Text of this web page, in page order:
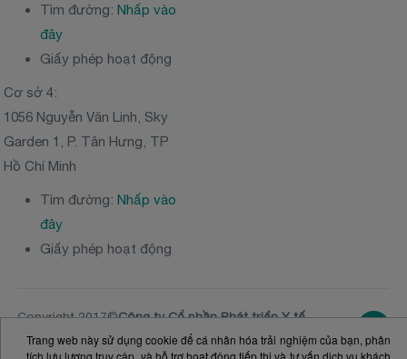
Tìm đường:Nhấp vào
đây
Giấy phép hoạt động
Cơ sở 4:
1056 Nguyễn Văn Linh, Sky
Garden 1, P. Tân Hưng, TP
Hồ Chí Minh
Tìm đường:Nhấp vào
đây
Giấy phép hoạt động
Copyright 2017©Công ty Cổ phần Phát triển Y tế
NGƯỜI ĐẠI DIỆN THEO PHÁP LUẬT: Ông Nguyễn
Trang web này sử dụng cookie để cá nhân hóa trải nghiệm của bạn, phân
tích lưu lượng truy cập, và hỗ trợ hoạt động tiếp thị và tư vấn dịch vụ khách